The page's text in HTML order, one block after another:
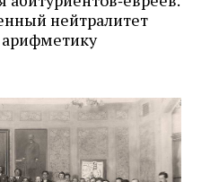
нейтралитет